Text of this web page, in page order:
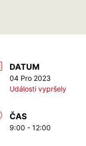
DATUM
04 Pro 2023
Události vypršely
ČAS
9:00 - 12:00